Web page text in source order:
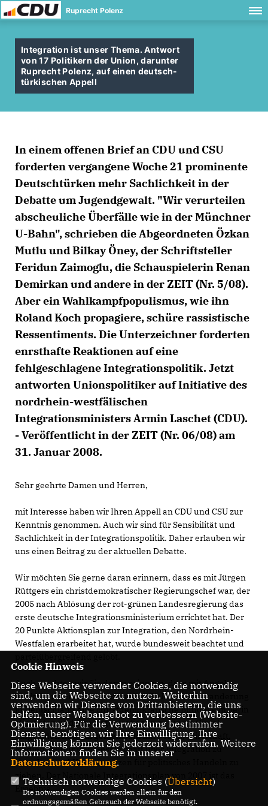
Ruprecht Polenz
Integration ist unser Thema. Antwort
von 17 Politikern der Union, darunter
Ruprecht Polenz, auf einen deutsch-
türkischen Appell
In einem offenen Brief an CDU und CSU
forderten vergangene Woche 21 prominente
Deutschtürken mehr Sachlichkeit in der
Debatte um Jugendgewalt. "Wir verurteilen
abscheuliche Überfälle wie in der Münchner
U-Bahn", schrieben die Abgeordneten Özkan
Mutlu und Bilkay Öney, der Schriftsteller
Feridun Zaimoglu, die Schauspielerin Renan
Demirkan und andere in der ZEIT (Nr. 5/08).
Aber ein Wahlkampfpopulismus, wie ihn
Roland Koch propagiere, schüre rassistische
Ressentiments. Die Unterzeichner forderten
enrsthafte Reaktionen auf eine
fehlgeschlagene Integrationspolitik. Jetzt
antworten Unionspolitiker auf Initiative des
nordrhein-westfälischen
Integrationsministers Armin Laschet (CDU).
- Veröffentlicht in der ZEIT (Nr. 06/08) am
31. Januar 2008.
Sehr geehrte Damen und Herren,
mit Interesse haben wir Ihren Appell an CDU und CSU zur
Kenntnis genommen. Auch wir sind für Sensibilität und
Sachlichkeit in der Integrationspolitik. Daher erlauben wir
uns einen Beitrag zu der aktuellen Debatte.
Wir möchten Sie gerne daran erinnern, dass es mit Jürgen
Rüttgers ein christdemokratischer Regierungschef war, der
2005 nach Ablösung der rot-grünen Landesregierung das
erste deutsche Integrationsministerium errichtet hat. Der
20 Punkte Aktionsplan zur Integration, den Nordrhein-
Westfalen erarbeitet hat, wurde bundesweit beachtet und
Auch möchten wir Sie daran erinnern, dass mit Angela
Merkel zum ersten Mal nach über 50 Jahren Einwanderung
in Deutschland eine christdemokratische Bundeskanzlerin
Migranten und ihre Organisationen zu einem Gipfel
eingeladen hat, um gemeinsam mit Politik, Wirtschaft,
Medien, Kultur und Gesellschaft über Integration zu
sprechen und Konsequenzen für politisches Handeln zu
ziehen. Der Nationale Integrationsplan von 2007 ist das
Ergebnis.
Cookie Hinweis
Diese Webseite verwendet Cookies, die notwendig
sind, um die Webseite zu nutzen. Weiterhin
verwenden wir Dienste von Drittanbietern, die uns
helfen, unser Webangebot zu verbessern (Website-
Optmierung). Für die Verwendung bestimmter
Dienste, benötigen wir Ihre Einwilligung. Ihre
Einwilligung können Sie jederzeit widerrufen. Weitere
Informationen finden Sie in unserer
Datenschutzerklärung.
Technisch notwendige Cookies (Übersicht)
Die notwendigen Cookies werden allein für den
ordnungsgemäßen Gebrauch der Webseite benötigt.